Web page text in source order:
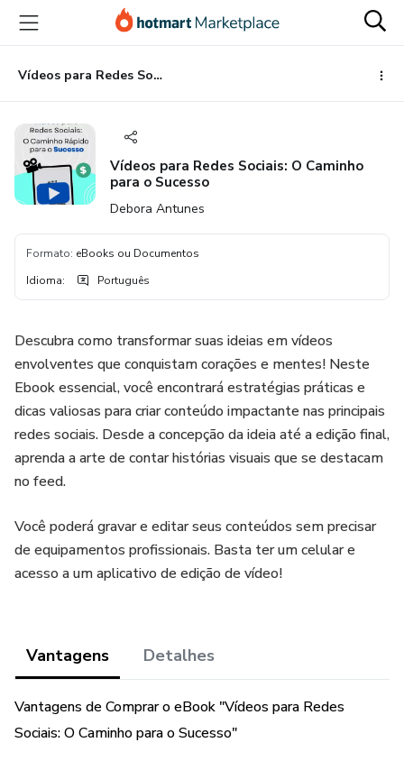
para
conteúdo
principal
para
pagamento
para
rodapé
Vídeos para Redes Sociais: O Caminho para o Sucesso
Vídeos para Redes Sociais: O Caminho
para o Sucesso
Debora Antunes
Formato: eBooks ou Documentos
Idioma: Português
Descubra como transformar suas ideias em vídeos
envolventes que conquistam corações e mentes! Neste
Ebook essencial, você encontrará estratégias práticas e
dicas valiosas para criar conteúdo impactante nas principais
redes sociais. Desde a concepção da ideia até a edição final,
aprenda a arte de contar histórias visuais que se destacam
no feed.
Você poderá gravar e editar seus conteúdos sem precisar
de equipamentos profissionais. Basta ter um celular e
acesso a um aplicativo de edição de vídeo!
Vantagens Detalhes
Vantagens de Comprar o eBook "Vídeos para Redes
Sociais: O Caminho para o Sucesso"